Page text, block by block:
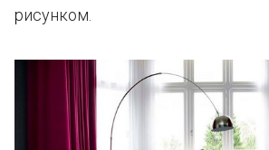
рисунком.